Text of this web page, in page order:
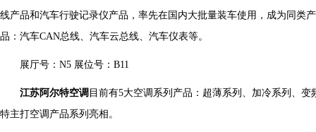
线产品和汽车行驶记录仪产品，率先在国内大批量装车使用，成为同类
品：汽车CAN总线、汽车云总线、汽车仪表等。
展厅号：N5 展位号：B11
江苏阿尔特空调 目前有5大空调系列产品：超薄系列、加冷系列、
特主打空调产品系列亮相。